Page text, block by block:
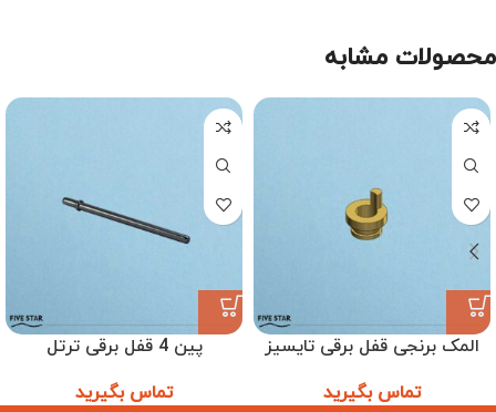
محصولات مشابه
المک برنجی قفل برقی تایسیز
تماس بگیرید
پین 4 قفل برقی ترتل
تماس بگیرید